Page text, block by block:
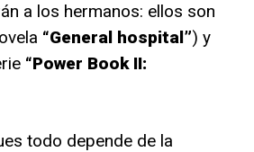
a los hermanos: ellos son
“General hospital”) y
“Power Book II:
todo depende de la